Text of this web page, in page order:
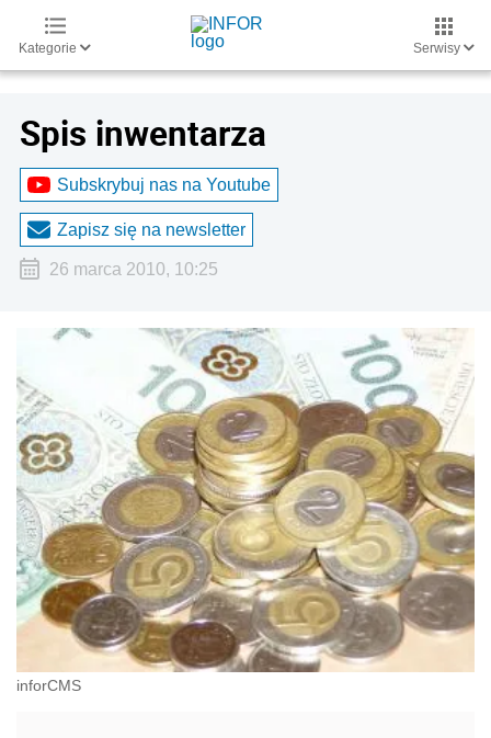
Kategorie Serwisy
Spis inwentarza
Subskrybuj nas na Youtube
Zapisz się na newsletter
26 marca 2010, 10:25
inforCMS